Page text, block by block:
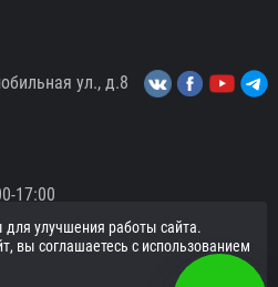
ул., д.8
17:00
улучшения работы сайта.
вы соглашаетесь с использованием